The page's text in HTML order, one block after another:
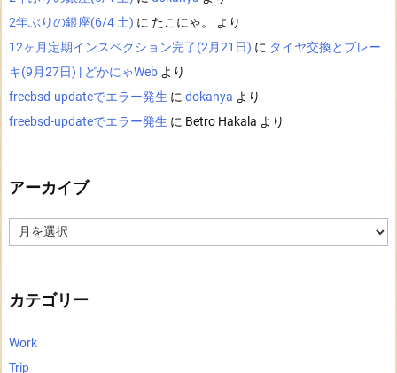
2年ぶりの銀座(6/4 土) に たこにゃ。
より
12ヶ月定期インスペクション完了(2月21日) に タイヤ交換とブレー
キ(9月27日) | どかにゃWeb より
freebsd-updateでエラー発生 に dokanya より
freebsd-updateでエラー発生 に Betro Hakala より
アーカイブ
ー
カテゴリー
Work
Trip